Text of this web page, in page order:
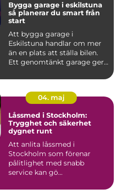
Bygga garage i eskilstuna
så planerar du smart från
start
Att bygga garage i
Eskilstuna handlar om mer
än en plats att ställa bilen.
Ett genomtänkt garage ger...
04. maj
Låssmed i Stockholm:
Trygghet och säkerhet
dygnet runt
Att anlita låssmed i
Stockholm som förenar
pålitlighet med snabb
service kan gö...